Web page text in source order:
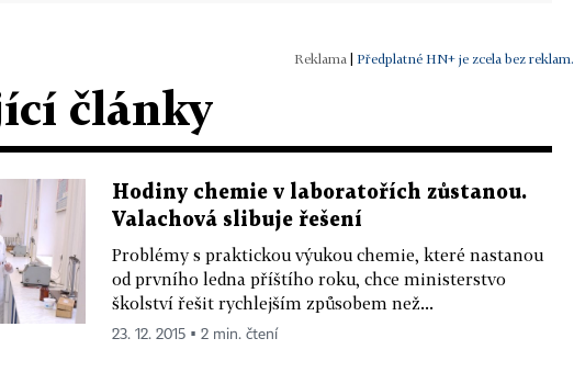
| Předplatné HN+ je zcela bez reklam.
články
Hodiny chemie v laboratořích zůstanou.
Valachová slibuje řešení
Problémy s praktickou výukou chemie, které nastanou
od prvního ledna příštího roku, chce ministerstvo
školství řešit rychlejším způsobem než...
23. 12. 2015 ▪ 2 min. čtení